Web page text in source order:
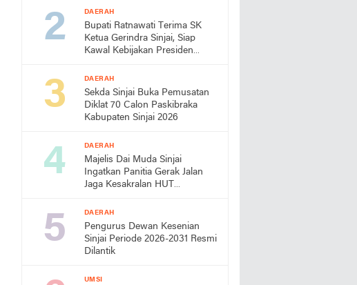
DAERAH
Bupati Ratnawati Terima SK
Ketua Gerindra Sinjai, Siap
Kawal Kebijakan Presiden
DAERAH
Sekda Sinjai Buka Pemusatan
Diklat 70 Calon Paskibraka
Kabupaten Sinjai 2026
DAERAH
Majelis Dai Muda Sinjai
Ingatkan Panitia Gerak Jalan
Jaga Kesakralan HUT
DAERAH
Pengurus Dewan Kesenian
Sinjai Periode 2026-2031 Resmi
Dilantik
UMSI